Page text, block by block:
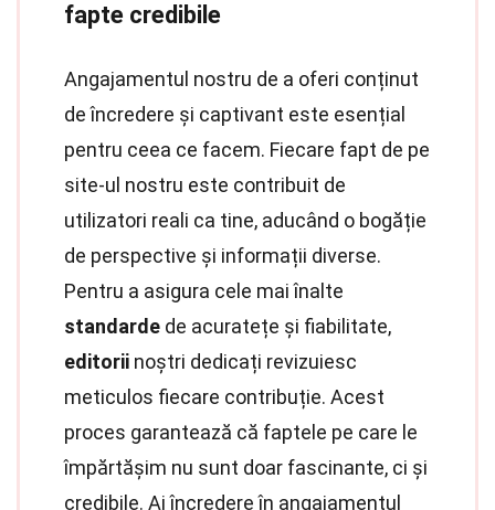
fapte credibile
Angajamentul nostru de a oferi conținut
de încredere și captivant este esențial
pentru ceea ce facem. Fiecare fapt de pe
site-ul nostru este contribuit de
utilizatori reali ca tine, aducând o bogăție
de perspective și informații diverse.
Pentru a asigura cele mai înalte
standarde de acuratețe și fiabilitate,
editorii noștri dedicați revizuiesc
meticulos fiecare contribuție. Acest
proces garantează că faptele pe care le
împărtășim nu sunt doar fascinante, ci și
credibile. Ai încredere în angajamentul